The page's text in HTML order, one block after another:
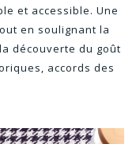
et accessible. Une
en soulignant la
découverte du goût
accords des